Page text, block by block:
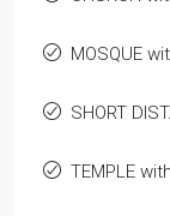
MOSQUE
SHORT
TEMPLE